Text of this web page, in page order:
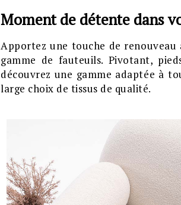
Moment de détente dans
Apportez une touche de
gamme de fauteuils. Pivotant,
découvrez une gamme adaptée à
large choix de tissus de qualité.